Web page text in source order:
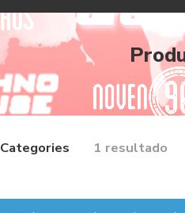
1 resultado